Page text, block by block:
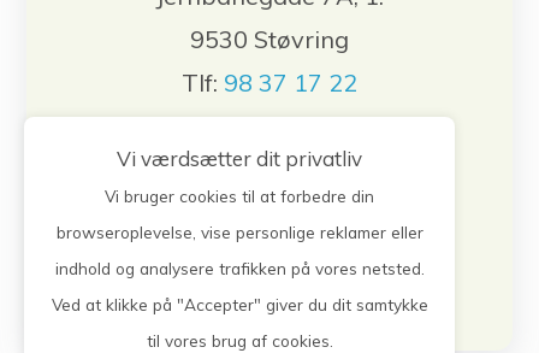
9530 Støvring
Tlf: 98 37 17 22
Bestil tid, forny medicin, skriv til lægen.
Login herunder
Log på selvbetjening
Vi værdsætter dit privatliv
Vi bruger cookies til at forbedre din
browseroplevelse, vise personlige reklamer eller
indhold og analysere trafikken på vores netsted.
Ved at klikke på "Accepter" giver du dit samtykke
til vores brug af cookies.